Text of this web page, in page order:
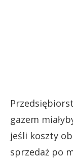
gazem
jeśli koszty
sprzedaż po